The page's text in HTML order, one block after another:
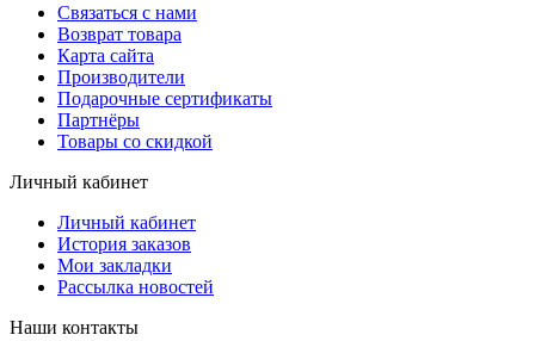
Связаться с нами
Возврат товара
Карта сайта
Производители
Подарочные сертификаты
Партнёры
Товары со скидкой
Личный кабинет
Личный кабинет
История заказов
Мои закладки
Рассылка новостей
Наши контакты